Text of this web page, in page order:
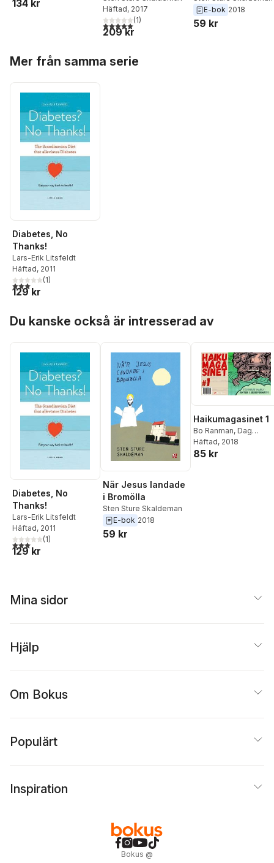
134 kr
Häftad, 2017
5,0utav 5 stjärnor. Totalt antal röster:
(1)
209 kr
E-bok 2018
59 kr
Mer från samma serie
Diabetes, No
Thanks!
Lars-Erik Litsfeldt
Häftad, 2011
3,0utav 5 stjärnor. Totalt antal röster:
(1)
129 kr
Du kanske också är intresserad av
Diabetes, No
Thanks!
Lars-Erik Litsfeldt
Häftad, 2011
3,0utav 5 stjärnor. Totalt antal röster:
(1)
129 kr
När Jesus landade
i Bromölla
Sten Sture Skaldeman
E-bok 2018
59 kr
Haikumagasinet 1
Bo Ranman, Dag
Persson,Eva Ermenz
Majlis Gullin
Häftad, 2018
85 kr
Mina sidor
Hjälp
Om Bokus
Populärt
Inspiration
Bokus @